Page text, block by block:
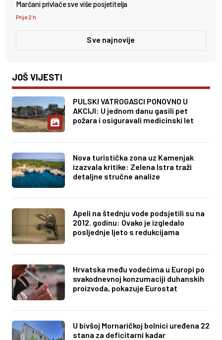
Marčani privlače sve više posjetitelja
Prije 2 h
Sve najnovije
JOŠ VIJESTI
PULSKI VATROGASCI PONOVNO U
AKCIJI: U jednom danu gasili pet
požara i osiguravali medicinski let
Nova turistička zona uz Kamenjak
izazvala kritike: Zelena Istra traži
detaljne stručne analize
Apeli na štednju vode podsjetili su na
2012. godinu: Ovako je izgledalo
posljednje ljeto s redukcijama
Hrvatska među vodećima u Europi po
svakodnevnoj konzumaciji duhanskih
proizvoda, pokazuje Eurostat
U bivšoj Mornaričkoj bolnici uređena 22
stana za deficitarni kadar